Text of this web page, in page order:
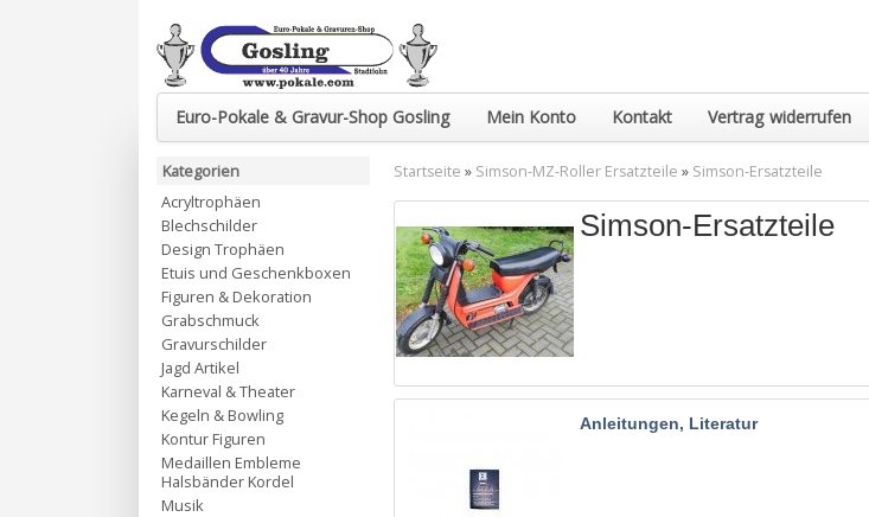
Euro-Pokale & Gravur-Shop Gosling Mein Konto Kontakt Vertrag widerrufen
Startseite » Simson-MZ-Roller Ersatzteile » Simson-Ersatzteile
Simson-Ersatzteile
Anleitungen, Literatur
Kategorien
Acryltrophäen
Blechschilder
Design Trophäen
Etuis und Geschenkboxen
Figuren & Dekoration
Grabschmuck
Gravurschilder
Jagd Artikel
Karneval & Theater
Kegeln & Bowling
Kontur Figuren
Medaillen Embleme
Halsbänder Kordel
Musik